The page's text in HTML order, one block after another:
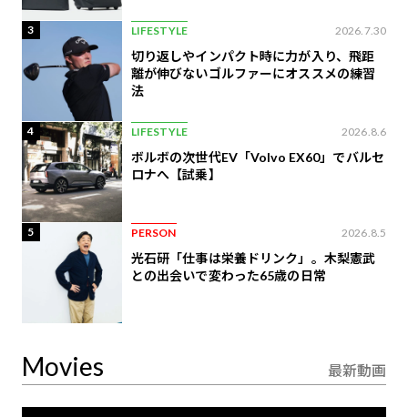
3 LIFESTYLE 2026.7.30
切り返しやインパクト時に力が入り、飛距
離が伸びないゴルファーにオススメの練習
法
4 LIFESTYLE 2026.8.6
ボルボの次世代EV「Volvo EX60」でバルセ
ロナへ【試乗】
5 PERSON 2026.8.5
光石研「仕事は栄養ドリンク」。木梨憲武
との出会いで変わった65歳の日常
Movies 最新動画